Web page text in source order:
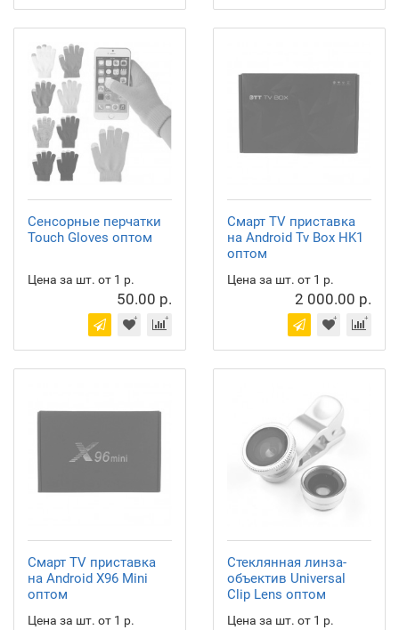
Сенсорные перчатки
Touch Gloves оптом
Цена за шт. от 1 р.
50.00 р.
Смарт TV приставка
на Android Tv Box HK1
оптом
Цена за шт. от 1 р.
2 000.00 р.
Смарт TV приставка
на Android X96 Mini
оптом
Цена за шт. от 1 р.
Стеклянная линза-
объектив Universal
Clip Lens оптом
Цена за шт. от 1 р.